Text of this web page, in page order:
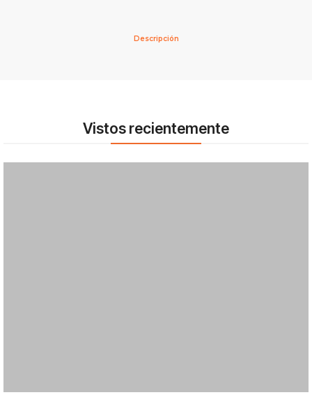
Descripción
Vistos recientemente